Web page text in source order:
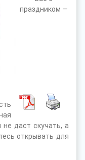
праздником —
даст скучать, а
открывать для